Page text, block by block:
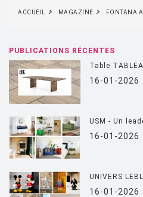
ACCUEIL MAGAZINE FONTANA
PUBLICATIONS RÉCENTES
Table
16-01-2026
USM - Un
16-01-2026
UNIVERS
16-01-2026